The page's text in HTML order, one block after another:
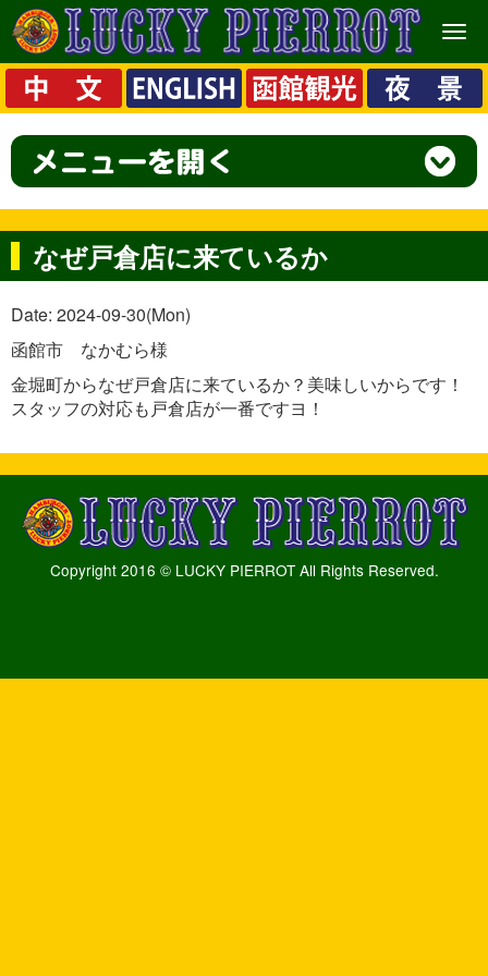
メ
ニ
ュ
ー
なぜ戸倉店に来ているか
Date: 2024-09-30(Mon)
函館市 なかむら様
金堀町からなぜ戸倉店に来ているか？美味しいからです！
スタッフの対応も戸倉店が一番ですヨ！
Copyright 2016 © LUCKY PIERROT All Rights Reserved.